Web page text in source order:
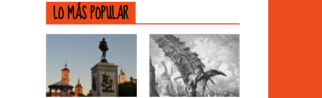
LO MÁS POPULAR